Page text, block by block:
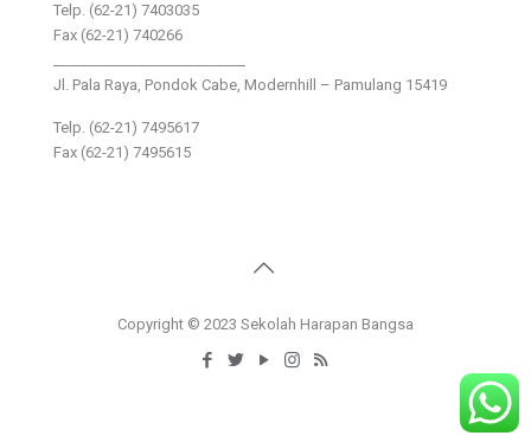
Telp. (62-21) 7403035
Fax (62-21) 740266
Jl. Pala Raya, Pondok Cabe, Modernhill – Pamulang 15419
Telp. (62-21) 7495617
Fax (62-21) 7495615
Copyright © 2023 Sekolah Harapan Bangsa